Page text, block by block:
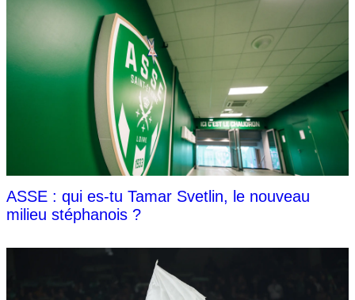
ASSE : qui es-tu Tamar Svetlin, le nouveau
milieu stéphanois ?